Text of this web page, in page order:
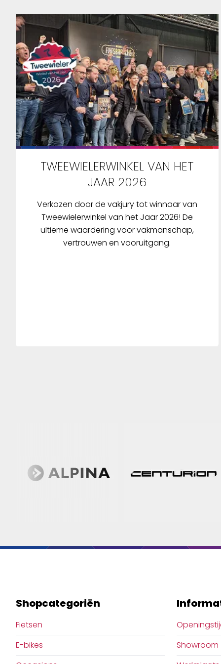
u
als u
wilt
zich
slotkast
krassen
omhuld
en
dubbele
biedt
hand
TWEEWIELERWINKEL VAN HET
JAAR 2026
Verkozen door de vakjury tot winnaar van
Tweewielerwinkel van het Jaar 2026! De
ultieme waardering voor vakmanschap,
vertrouwen en vooruitgang.
Shopcategoriën
Fietsen
E-bikes
Showroom